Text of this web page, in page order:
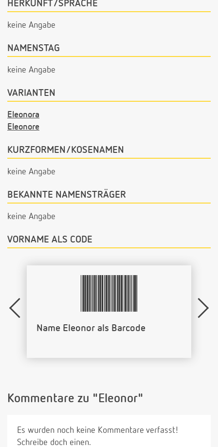
HERKUNFT/SPRACHE
keine Angabe
NAMENSTAG
keine Angabe
VARIANTEN
Eleonora
Eleonore
KURZFORMEN/KOSENAMEN
keine Angabe
BEKANNTE NAMENSTRÄGER
keine Angabe
VORNAME ALS CODE
Name Eleonor als Barcode
Kommentare zu "Eleonor"
Es wurden noch keine Kommentare verfasst!
Schreibe doch einen.